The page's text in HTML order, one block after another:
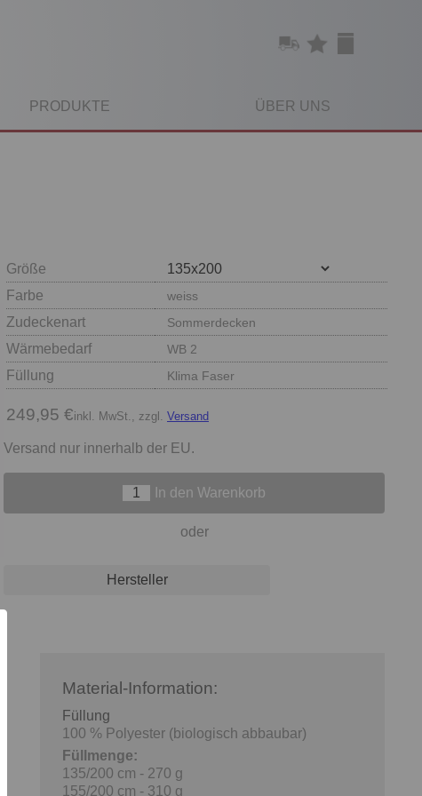
PRODUKTE ÜBER UNS
Größe
Farbe
weiss
Zudeckenart Sommerdecken
Wärmebedarf WB 2
Füllung Klima Faser
249,95 €inkl. MwSt., zzgl. Versand
Versand nur innerhalb der EU.
In den Warenkorb
oder
Hersteller
Material-Information:
Füllung
100 % Polyester (biologisch abbaubar)
Füllmenge:
135/200 cm - 270 g
155/200 cm - 310 g